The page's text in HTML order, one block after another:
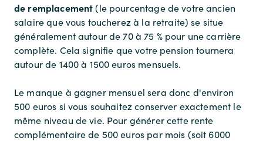
de remplacement(le pourcentage de votre ancien
salaire que vous toucherez à la retraite) se situe
généralement autour de 70 à 75 % pour une carrière
complète. Cela signifie que votre pension tournera
autour de 1400 à 1500 euros mensuels.
Le manque à gagner mensuel sera donc d'environ
500 euros si vous souhaitez conserver exactement le
même niveau de vie. Pour générer cette rente
complémentaire de 500 euros par mois (soit 6000